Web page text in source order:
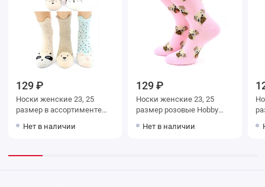
129 ₽
Носки женские 23, 25
размер в ассортименте
Нет в наличии
129 ₽
Носки женские 23, 25
размер розовые Hobby
Нет в наличии
Носки